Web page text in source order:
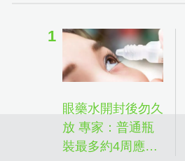
眼藥水開封後勿久
放 專家：普通瓶
裝最多約4周應丟